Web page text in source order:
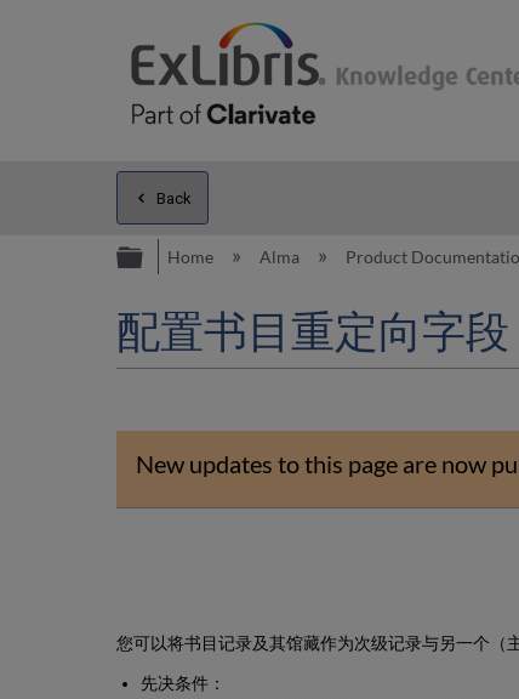
Back
Expand/collapse global
Home Alma Product
配置书目重定向字段
New updates to this page are now
您可以将书目记录及其馆藏作为次级记录与另一个（
先决条件：